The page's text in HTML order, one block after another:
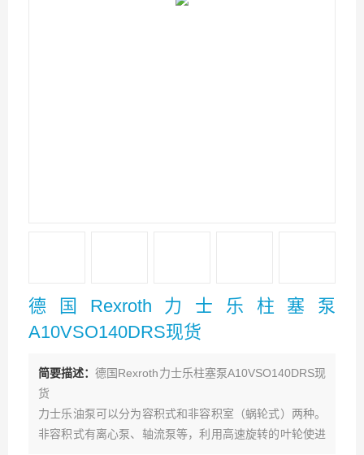
德国Rexroth力士乐柱塞泵
A10VSO140DRS现货
简要描述：德国Rexroth力士乐柱塞泵A10VSO140DRS现
货
力士乐油泵可以分为容积式和非容积室（蜗轮式）两种。
非容积式有离心泵、轴流泵等，利用高速旋转的叶轮使进